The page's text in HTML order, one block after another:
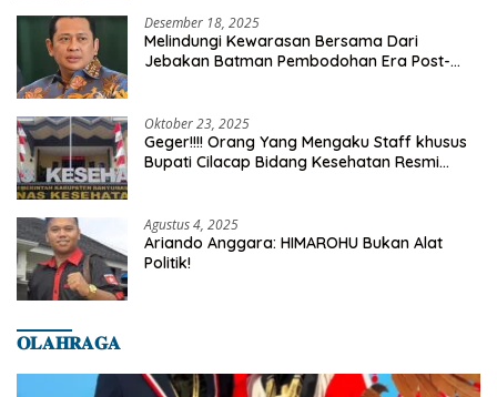
Desember 18, 2025
Melindungi Kewarasan Bersama Dari
Jebakan Batman Pembodohan Era Post-
Oktober 23, 2025
Geger!!!! Orang Yang Mengaku Staff khusus
Bupati Cilacap Bidang Kesehatan Resmi
Agustus 4, 2025
Ariando Anggara: HIMAROHU Bukan Alat
Politik!
𝐎𝐋𝐀𝐇𝐑𝐀𝐆𝐀